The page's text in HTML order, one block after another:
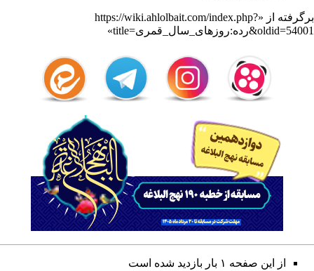
برگرفته از «https://wiki.ahlolbait.com/index.php?
title=رده:روزهای_سال_قمری&oldid=54001
»
از این صفحه ۱ بار بازدید شده است